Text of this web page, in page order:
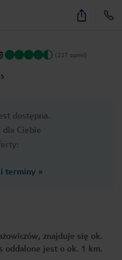
28
(227 opinii)
dostępna.
dla Ciebie
i terminy »
znajduje się ok.
oddalone jest o ok. 1 km.